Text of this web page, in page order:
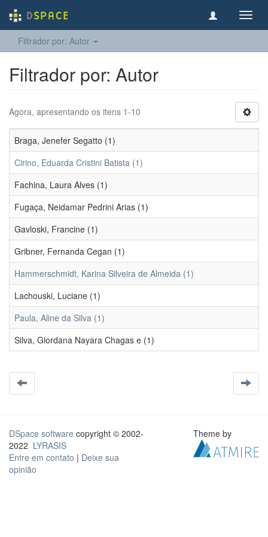
Filtrador por: Autor
Filtrador por: Autor
Agora, apresentando os itens 1-10
Braga, Jenefer Segatto (1)
Cirino, Eduarda Cristini Batista (1)
Fachina, Laura Alves (1)
Fugaça, Neidamar Pedrini Arias (1)
Gavloski, Francine (1)
Gribner, Fernanda Cegan (1)
Hammerschmidt, Karina Silveira de Almeida (1)
Lachouski, Luciane (1)
Paula, Aline da Silva (1)
Silva, Giordana Nayara Chagas e (1)
DSpace software copyright © 2002-
2022 LYRASIS
Entre em contato | Deixe sua
opinião
Theme by